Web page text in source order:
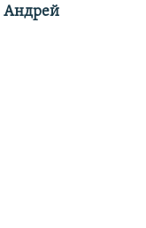
Андрей